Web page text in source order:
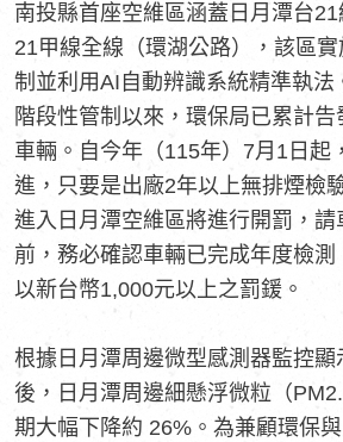
南投縣首座空維區涵蓋日月潭台
21甲線全線（環湖公路），該區
制並利用AI自動辨識系統精準執法
階段性管制以來，環保局已累計
車輛。自今年（115年）7月1日起
進，只要是出廠2年以上無排煙檢
進入日月潭空維區將進行開罰，請
前，務必確認車輛已完成年度檢
以新台幣1,000元以上之罰鍰。
根據日月潭周邊微型感測器監控顯
後，日月潭周邊細懸浮微粒（
期大幅下降約 26%。為兼顧環保